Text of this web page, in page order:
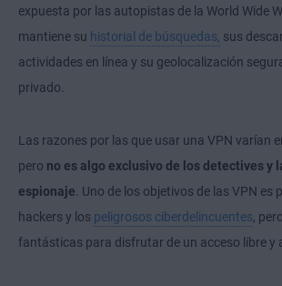
expuesta por las autopistas de la World Wide
mantiene su historial de búsquedas, sus
actividades en línea y su geolocalización
privado.
Las razones por las que usar una VPN varían
pero no es algo exclusivo de los detectives y
espionaje. Uno de los objetivos de las VPN es
hackers y los peligrosos ciberdelincuentes,
fantásticas para disfrutar de un acceso libre y